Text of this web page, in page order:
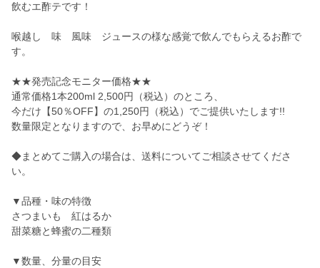
飲むエ酢テです！
喉越し 味 風味 ジュースの様な感覚で飲んでもらえるお酢で
す。
★★発売記念モニター価格★★
通常価格1本200ml 2,500円（税込）のところ、
今だけ【50％OFF】の1,250円（税込）でご提供いたします!!
数量限定となりますので、お早めにどうぞ！
◆まとめてご購入の場合は、送料についてご相談させてくださ
い。
▼品種・味の特徴
さつまいも 紅はるか
甜菜糖と蜂蜜の二種類
▼数量、分量の目安